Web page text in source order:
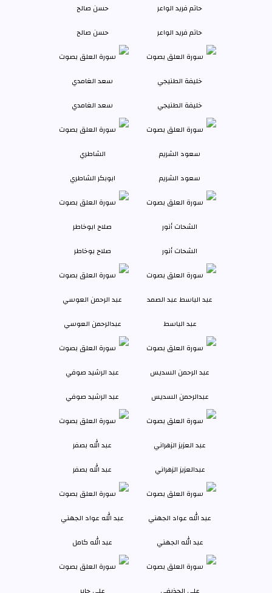
حاتم فريد الواعر حسن صالح
خليفة الطنيجي سعد الغامدي
سعود الشريم ابوبكر الشاطري
الشحات أنور صلاح بوخاطر
عبد الباسط عبدالرحمن العوسي
عبدالرحمن السديس عبد الرشيد صوفي
عبدالعزيز الزهراني عبد الله بصفر
عبد الله الجهني عبد الله كامل